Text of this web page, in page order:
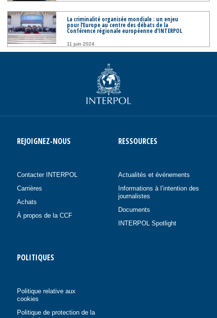
La criminalité organisée mondiale : un enjeu
pour l’Europe au centre des débats de la
Conférence régionale européenne d’INTERPOL
11 juin 2024
REJOIGNEZ-NOUS
Contacter INTERPOL
Carrières
Achats
À propos de la CCF
RESSOURCES
Actualités et événements
Informations à l’intention des
journalistes
Documents
INTERPOL Spotlight
POLITIQUES
Politique relative aux
cookies
Politique de protection de la